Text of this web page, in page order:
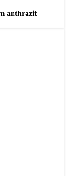
anthrazit